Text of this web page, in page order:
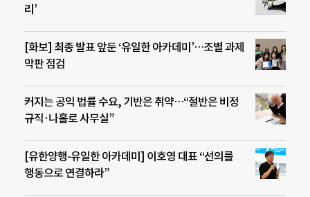
리’
[화보] 최종 발표 앞둔 ‘유일한 아카데미’…조별 과제
막판 점검
커지는 공익 법률 수요, 기반은 취약…“절반은 비정
규직·나홀로 사무실”
[유한양행-유일한 아카데미] 이호영 대표 “선의를
행동으로 연결하라”